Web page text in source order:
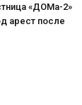
«ДОМа-2»
арест после